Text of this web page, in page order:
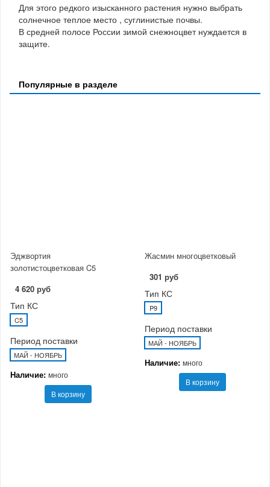
Для этого редкого изысканного растения нужно выбрать
солнечное теплое место , суглинистые почвы.
В средней полосе России зимой снежноцвет нуждается в
защите.
Популярные в разделе
Эджвортия
золотистоцветковая C5
4 620 руб
Тип КС
C5
Период поставки
МАЙ - НОЯБРЬ
Наличие: много
В корзину
Жасмин многоцветковый
301 руб
Тип КС
P9
Период поставки
МАЙ - НОЯБРЬ
Наличие: много
В корзину